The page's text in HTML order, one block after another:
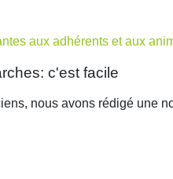
aux adhérents et aux
c'est facile
nous avons rédigé une